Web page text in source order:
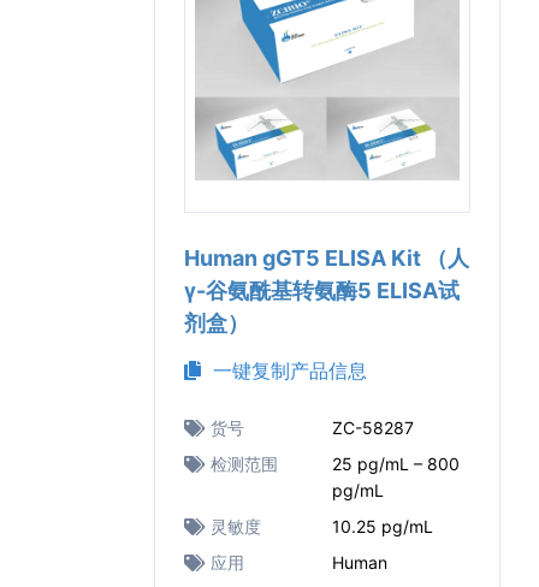
Human gGT5 ELISA Kit （人
γ-谷氨酰基转氨酶5 ELISA试
剂盒）
一键复制产品信息
货号
ZC-58287
检测范围
25 pg/mL – 800
pg/mL
灵敏度
10.25 pg/mL
应用
Human